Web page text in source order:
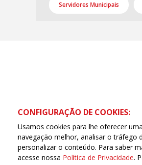
Servidores Municipais
CONFIGURAÇÃO DE COOKIES:
Usamos cookies para lhe oferecer
navegação melhor, analisar o tráfego
personalizar o conteúdo. Para saber
acesse nossa Política de Privacidade.